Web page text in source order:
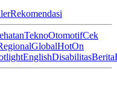
Rekomendasi
TeknoOtomotifCek
GlobalHotOn
EnglishDisabilitasBerita